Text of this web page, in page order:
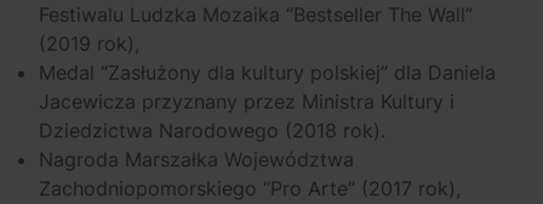
Festiwalu Ludzka Mozaika “Bestseller The Wall”
(2019 rok),
Medal “Zasłużony dla kultury polskiej” dla Daniela
Jacewicza przyznany przez Ministra Kultury i
Dziedzictwa Narodowego (2018 rok).
Nagroda Marszałka Województwa
Zachodniopomorskiego “Pro Arte” (2017 rok),